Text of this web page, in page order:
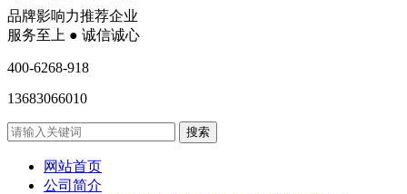
品牌影响力推荐企业
服务至上 ● 诚信诚心
400-6268-918
13683066010
网站首页
公司简介